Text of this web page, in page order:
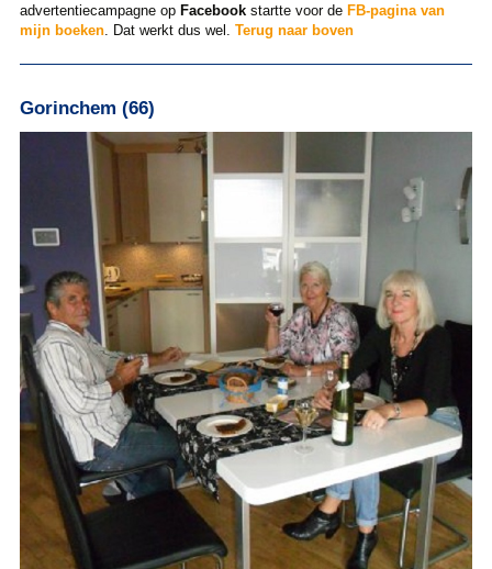
advertentiecampagne op Facebookstartte voor deFB-pagina van
mijn boeken. Dat werkt dus wel. Terug naar boven
Gorinchem (66)